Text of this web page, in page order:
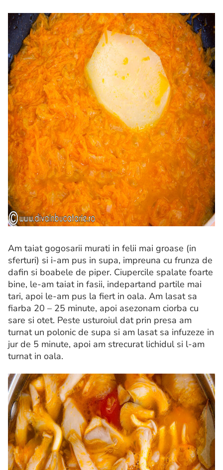
Am taiat gogosarii murati in felii mai groase (in
sferturi) si i-am pus in supa, impreuna cu frunza de
dafin si boabele de piper. Ciupercile spalate foarte
bine, le-am taiat in fasii, indepartand partile mai
tari, apoi le-am pus la fiert in oala. Am lasat sa
fiarba 20 – 25 minute, apoi asezonam ciorba cu
sare si otet. Peste usturoiul dat prin presa am
turnat un polonic de supa si am lasat sa infuzeze in
jur de 5 minute, apoi am strecurat lichidul si l-am
turnat in oala.